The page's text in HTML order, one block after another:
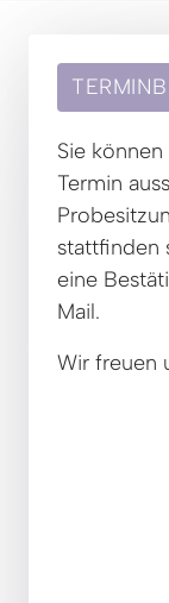
Sie
Termin
stattfinden
eine
Mail.
Wir freuen